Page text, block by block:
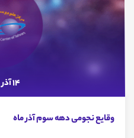
14 آذر 1394
وقایع نجومی دهه سوم آذر ماه